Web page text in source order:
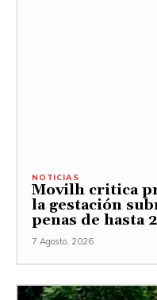
NOTICIAS
Movilh critica
la gestación
penas de hasta
7 Agosto, 2026